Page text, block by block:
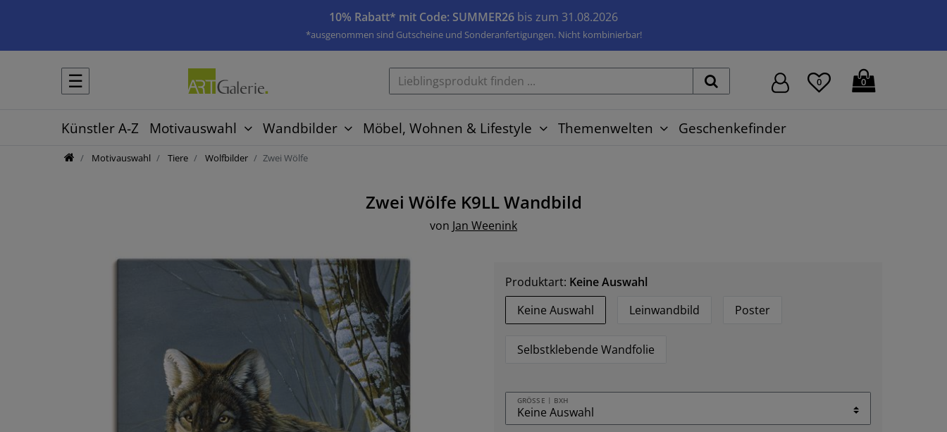
10% Rabatt* mit Code: SUMMER26 bis zum 31.08.2026
*ausgenommen sind Gutscheine und Sonderanfertigungen. Nicht kombinierbar!
☰ 0 0
Künstler A-Z Motivauswahl Wandbilder Möbel, Wohnen & Lifestyle Themenwelten Geschenkefinder
Motivauswahl Tiere Wolfbilder Zwei Wölfe
Zwei Wölfe K9LLWandbild
von Jan Weenink
Produktart: Keine Auswahl
Keine Auswahl
Leinwandbild Poster
Selbstklebende Wandfolie
GRÖSSE | BXH